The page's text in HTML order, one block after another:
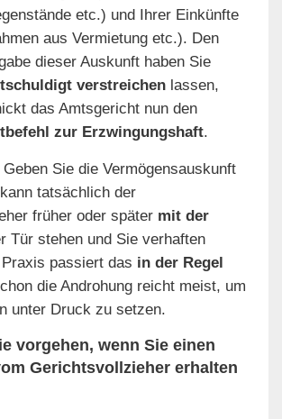
etc.) und Ihrer Einkünfte
aus Vermietung etc.). Den
dieser Auskunft haben Sie
verstreichen lassen,
das Amtsgericht nun den
zur Erzwingungshaft.
Sie die Vermögensauskunft
tatsächlich der
früher oder später mit der
Tür stehen und Sie verhaften
passiert das in der Regel
die Androhung reicht meist, um
unter Druck zu setzen.
vorgehen, wenn Sie einen
Gerichtsvollzieher erhalten